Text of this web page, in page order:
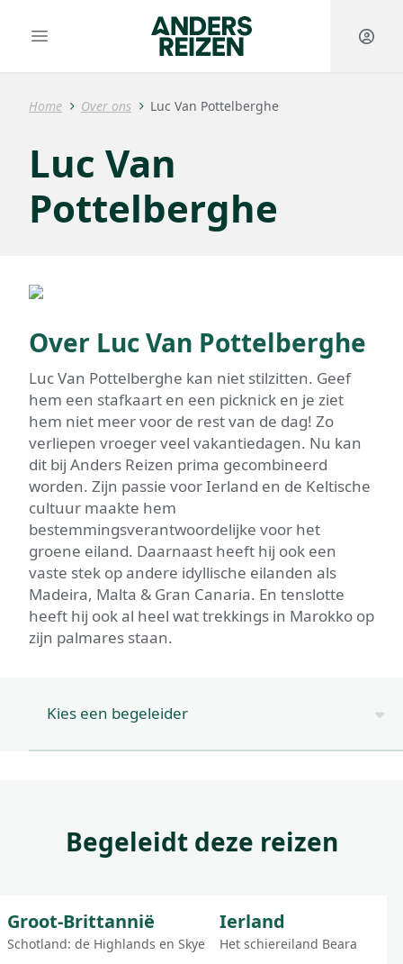
Open hoofdmenu
Anders Reizen
Home Over ons Luc Van Pottelberghe
Luc Van
Pottelberghe
Over Luc Van Pottelberghe
Luc Van Pottelberghe kan niet stilzitten. Geef
hem een stafkaart en een picknick en je ziet
hem niet meer voor de rest van de dag! Zo
verliepen vroeger veel vakantiedagen. Nu kan
dit bij Anders Reizen prima gecombineerd
worden. Zijn passie voor Ierland en de Keltische
cultuur maakte hem
bestemmingsverantwoordelijke voor het
groene eiland. Daarnaast heeft hij ook een
vaste stek op andere idyllische eilanden als
Madeira, Malta & Gran Canaria. En tenslotte
heeft hij ook al heel wat trekkings in Marokko op
zijn palmares staan.
Kies een begeleider
Begeleidt deze reizen
8.6 Groepsreis
Groot-Brittannië
Schotland: de Highlands en Skye
9
Ierland
Het schiereiland Beara